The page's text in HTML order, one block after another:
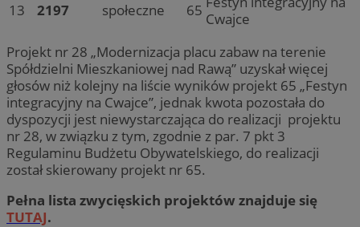
13
2197 społeczne 65 Cwajce
Projekt nr 28 „Modernizacja placu zabaw na terenie
Spółdzielni Mieszkaniowej nad Rawą” uzyskał więcej
głosów niż kolejny na liście wyników projekt 65 „Festyn
integracyjny na Cwajce”, jednak kwota pozostała do
dyspozycji jest niewystarczająca do realizacji projektu
nr 28, w związku z tym, zgodnie z par. 7 pkt 3
Regulaminu Budżetu Obywatelskiego, do realizacji
został skierowany projekt nr 65.
Pełna lista zwycięskich projektów znajduje się
TUTAJ.